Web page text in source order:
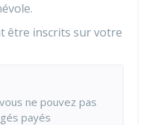
être inscrits sur votre
ne pouvez pas
payés